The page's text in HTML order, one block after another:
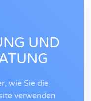
UND
wie Sie die
verwenden